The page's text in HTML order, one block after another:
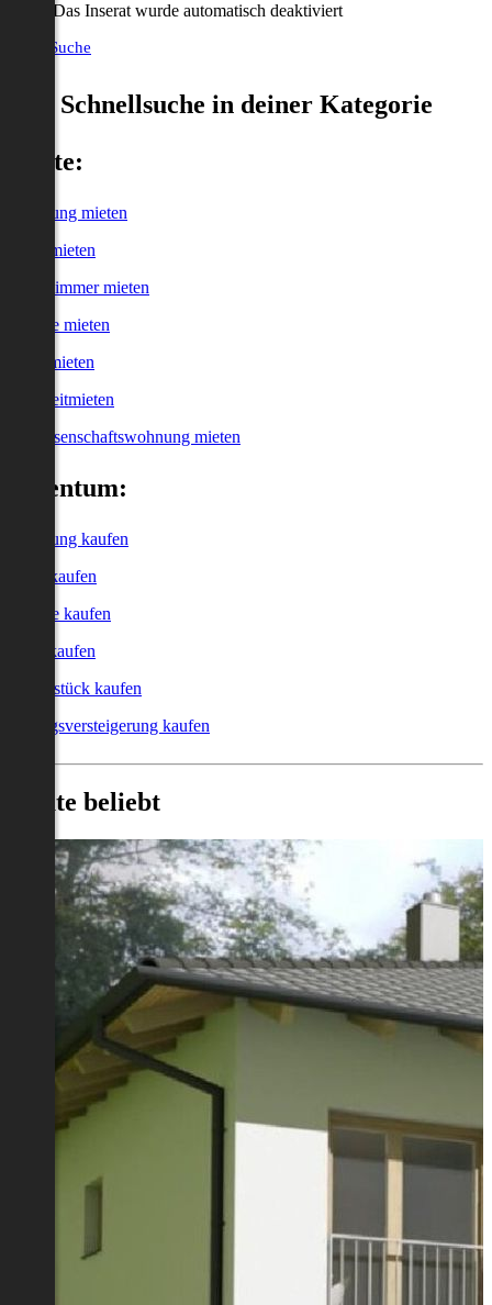
Das Inserat wurde automatisch deaktiviert
Neue Suche
Schnellsuche in deiner Kategorie
Miete:
Wohnung mieten
Haus mieten
WG-Zimmer mieten
Garage mieten
Büro mieten
Kurzzeitmieten
Genossenschaftswohnung mieten
Eigentum:
Wohnung kaufen
Haus kaufen
Garage kaufen
Büro kaufen
Grundstück kaufen
Zwangsversteigerung kaufen
Heute beliebt